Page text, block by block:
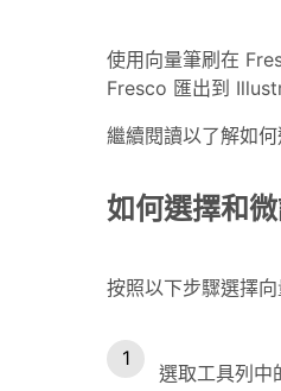
使用向量筆刷在
Fresco 匯出到
繼續閱讀以了解如
如何選擇和
按照以下步驟選擇
選取工具列中